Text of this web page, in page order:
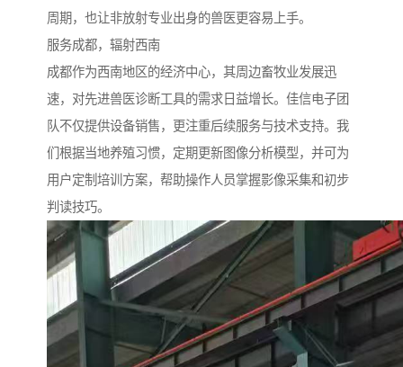
周期，也让非放射专业出身的兽医更容易上手。
服务成都，辐射西南
成都作为西南地区的经济中心，其周边畜牧业发展迅
速，对先进兽医诊断工具的需求日益增长。佳信电子团
队不仅提供设备销售，更注重后续服务与技术支持。我
们根据当地养殖习惯，定期更新图像分析模型，并可为
用户定制培训方案，帮助操作人员掌握影像采集和初步
判读技巧。